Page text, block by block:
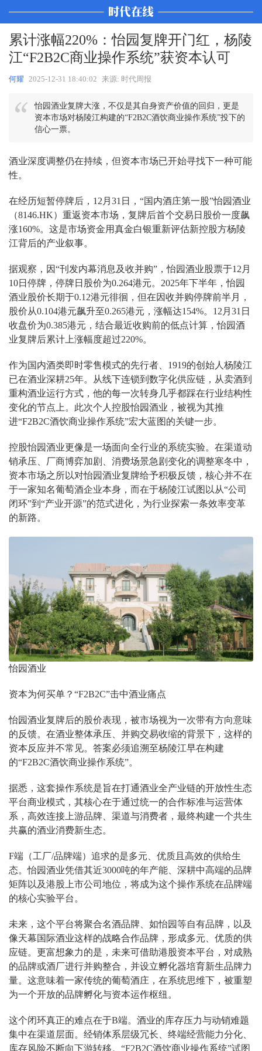
累计涨幅220%：怡园复牌开门红，杨陵
江“F2B2C商业操作系统”获资本认可
何耀 2025-12-31 18:40:02 来源: 时代周报
怡园酒业复牌大涨，不仅是其自身资产价值的回归，更是
资本市场对杨陵江构建的“F2B2C酒饮商业操作系统”投下的
信心一票。
酒业深度调整仍在持续，但资本市场已开始寻找下一种可能
性。
在经历短暂停牌后，12月31日，“国内酒庄第一股”怡园酒业
（8146.HK）重返资本市场，复牌后首个交易日股价一度飙
涨160%。这是市场资金用真金白银重新评估新控股方杨陵
江背后的产业叙事。
据观察，因“刊发内幕消息及收并购”，怡园酒业股票于12月
10日停牌，停牌日股价为0.264港元。2025年下半年，怡园
酒业股价长期于0.12港元徘徊，但在因收并购停牌前半月，
股价从0.104港元飙升至0.265港元，涨幅达154%。12月31日
收盘价为0.385港元，结合最近收购前的低点计算，怡园酒
业复牌后累计上涨幅度超过220%。
作为国内酒类即时零售模式的先行者、1919的创始人杨陵江
已在酒业深耕25年。从线下连锁到数字化供应链，从卖酒到
重构酒业运行方式，他的每一次转身几乎都踩在行业结构性
变化的节点上。此次个人控股怡园酒业，被视为其推
进“F2B2C酒饮商业操作系统”宏大蓝图的关键一步。
控股怡园酒业更像是一场面向全行业的系统实验。在渠道动
销承压、厂商博弈加剧、消费场景急剧变化的调整寒冬中，
资本市场之所以对怡园酒业复牌给予积极反馈，核心并不在
于一家知名葡萄酒企业本身，而在于杨陵江试图以从“公司
闭环”到“产业开源”的范式进化，为行业探索一条效率变革
的新路。
怡园酒业
资本为何买单？“F2B2C”击中酒业痛点
怡园酒业复牌后的股价表现，被市场视为一次带有方向意味
的反馈。在酒业整体承压、并购交易收缩的背景下，这样的
资本反应并不常见。答案必须追溯至杨陵江早在构建
的“F2B2C酒饮商业操作系统”。
据悉，这套操作系统是旨在打通酒业全产业链的开放性生态
平台商业模式，其核心在于通过统一的合作标准与运营体
系，高效连接上游品牌、渠道与消费者，最终构建一个共生
共赢的酒业消费新生态。
F端（工厂/品牌端）追求的是多元、优质且高效的供给生
态。怡园酒业凭借其近3000吨的年产能、深耕中高端的品牌
矩阵以及港股上市公司地位，将成为这个操作系统在品牌端
的核心实验平台。
未来，这个平台将聚合名酒品牌、如怡园等自有品牌，以及
像天幕国际酒业这样的战略合作品牌，形成多元、优质的供
应链。更富想象力的是，未来可借助港股资本平台，对成熟
的品牌或酒厂进行并购整合，并设立孵化器培育新生品牌力
量。这意味着一家传统的葡萄酒庄，在系统思维下，被重塑
为一个开放的品牌孵化与资本运作枢纽。
这个闭环真正的难点在于B端。酒业的库存压力与动销难题
集中在渠道层面。经销体系层级冗长、终端经营能力分化、
库存风险不断向下游转移。“F2B2C酒饮商业操作系统”试图